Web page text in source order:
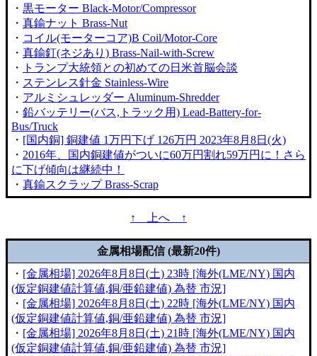
・ 黒モーター Black-Motor/Compressor
・ 真鍮ナット Brass-Nut
・ コイル(モーターコア)B Coil/Motor-Core
・ 真鍮釘(ネジあり) Brass-Nail-with-Screw
・
トランプ大統領との初めての日米首脳会談
・ ステンレス針金 Stainless-Wire
・ アルミシュレッダー Aluminum-Shredder
・ 鉛バッテリー(バス,トラック用) Lead-Battery-for-
Bus/Truck
・ [国内銅] 銅建値 1万円下げ 126万円 2023年8月8日(火)
・ 2016年、国内銅建値がついに60万円割れ59万円に！さら
に下げ傾向は継続中！
・ 真鍮スクラップ Brass-Scrap
↑ 上へ ↑
金属相場配信 (最新20件)
・ [金属相場] 2026年8月8日(土) 23時 [海外(LME/NY) 国内
(仮定銅建値計算値,銅/亜鉛建値) 為替 市況]
・ [金属相場] 2026年8月8日(土) 22時 [海外(LME/NY) 国内
(仮定銅建値計算値,銅/亜鉛建値) 為替 市況]
・ [金属相場] 2026年8月8日(土) 21時 [海外(LME/NY) 国内
(仮定銅建値計算値,銅/亜鉛建値) 為替 市況]